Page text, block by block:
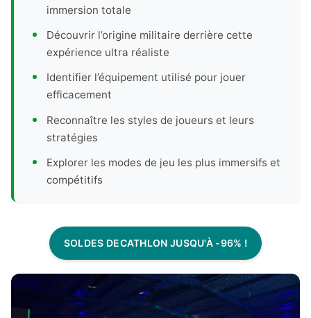
immersion totale
Découvrir l’origine militaire derrière cette
expérience ultra réaliste
Identifier l’équipement utilisé pour jouer
efficacement
Reconnaître les styles de joueurs et leurs
stratégies
Explorer les modes de jeu les plus immersifs et
compétitifs
SOLDES DECATHLON JUSQU'À -96% !